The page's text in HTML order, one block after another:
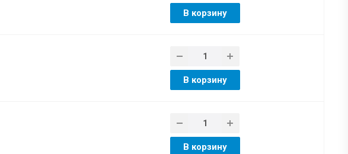
В корзину
В корзину
В корзину